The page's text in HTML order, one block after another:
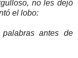
no les dejó
el lobo:
antes de